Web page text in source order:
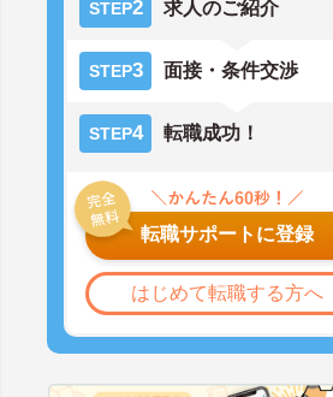
STEP2 求人のご紹介
STEP3 面接・条件交渉
STEP4 転職成功！
転職サポートに登録
はじめて転職する方へ